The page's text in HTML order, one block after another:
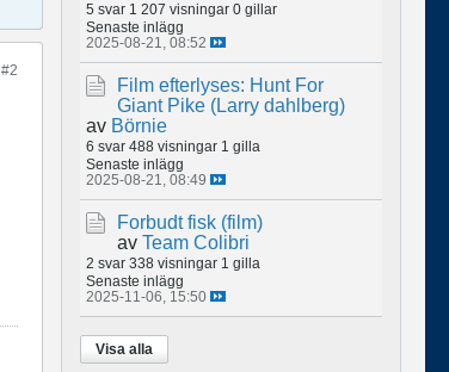
#2
5 svar 1 207 visningar 0 gillar
Senaste inlägg
2025-08-21, 08:52
Film efterlyses: Hunt For
Giant Pike (Larry dahlberg)
av Börnie
6 svar 488 visningar 1 gilla
Senaste inlägg
2025-08-21, 08:49
Forbudt fisk (film)
av Team Colibri
2 svar 338 visningar 1 gilla
Senaste inlägg
2025-11-06, 15:50
Visa alla